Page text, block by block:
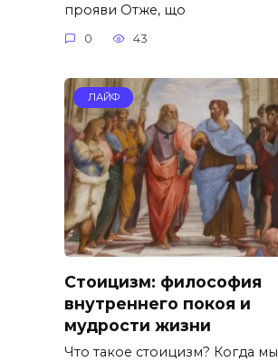
прояви Отже, що
0 43
ЛАЙФ
Стоицизм: философия
внутреннего покоя и
мудрости жизни
Что такое стоицизм? Когда мы